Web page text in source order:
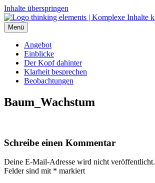
Inhalte überspringen
thinking elements
Menü
Angebot
Einblicke
Der Kopf dahinter
Klarheit besprechen
Beobachtungen
Baum_Wachstum
Schreibe einen Kommentar
Deine E-Mail-Adresse wird nicht veröffentlicht.
Felder sind mit * markiert